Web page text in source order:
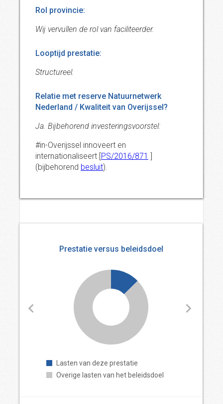
Rol provincie:
Wij vervullen de rol van faciliteerder.
Looptijd prestatie:
Structureel.
Relatie met reserve Natuurnetwerk
Nederland / Kwaliteit van Overijssel?
Ja. Bijbehorend investeringsvoorstel:
#in-Overijssel innoveert en
internationaliseert [PS/2016/871 ]
(bijbehorend besluit).
Prestatie versus beleidsdoel
Lasten van deze prestatie
Overige lasten van het beleidsdoel